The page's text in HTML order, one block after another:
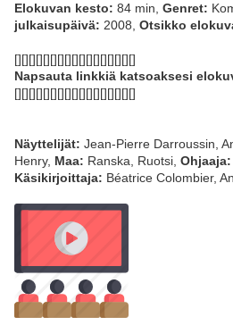
Elokuvan kesto: 84 min, Genret:
julkaisupäivä: 2008, Otsikko
[][][][][][][][][][][][][][][][][]
Napsauta linkkiä katsoaksesi
[][][][][][][][][][][][][][][][][]
Näyttelijät: Jean-Pierre Darroussin,
Henry, Maa: Ranska, Ruotsi, Ohjaaja:
Käsikirjoittaja: Béatrice Colombier,